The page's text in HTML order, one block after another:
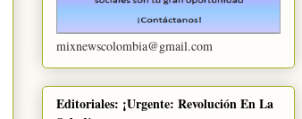
mixnewscolombia@gmail.com
Editoriales: ¡Urgente: Revolución En La